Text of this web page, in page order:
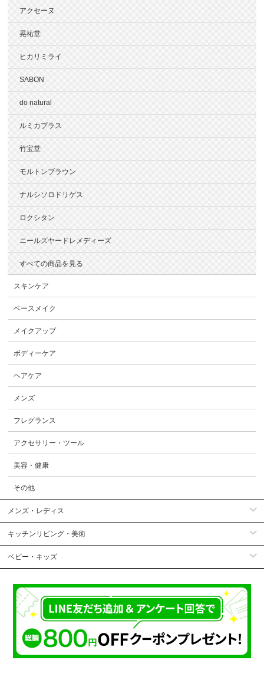
アクセーヌ
晃祐堂
ヒカリミライ
SABON
do natural
ルミカプラス
竹宝堂
モルトンブラウン
ナルシソロドリゲス
ロクシタン
ニールズヤードレメディーズ
すべての商品を見る
スキンケア
ベースメイク
メイクアップ
ボディーケア
ヘアケア
メンズ
フレグランス
アクセサリー・ツール
美容・健康
その他
メンズ・レディス
キッチンリビング・美術
ベビー・キッズ